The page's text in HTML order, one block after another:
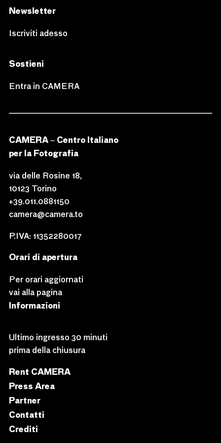
Newsletter
Iscriviti adesso
Sostieni
Entra in CAMERA
CAMERA – Centro Italiano
per la Fotografia
via delle Rosine 18,
10123 Torino
+39.011.0881150
camera@camera.to
P.IVA: 11352280017
Orari di apertura
Per orari aggiornati
vai alla pagina
Informazioni
Ultimo ingresso 30 minuti
prima della chiusura
Rent CAMERA
Press Area
Partner
Contatti
Crediti